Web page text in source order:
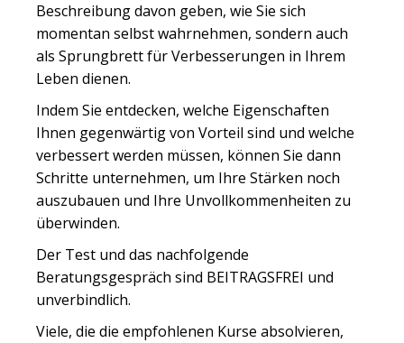
Beschreibung davon geben, wie Sie sich
momentan selbst wahrnehmen, sondern auch
als Sprungbrett für Verbesserungen in Ihrem
Leben dienen.
Indem Sie entdecken, welche Eigenschaften
Ihnen gegenwärtig von Vorteil sind und welche
verbessert werden müssen, können Sie dann
Schritte unternehmen, um Ihre Stärken noch
auszubauen und Ihre Unvollkommenheiten zu
überwinden.
Der Test und das nachfolgende
Beratungsgespräch sind BEITRAGSFREI und
unverbindlich.
Viele, die die empfohlenen Kurse absolvieren,